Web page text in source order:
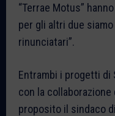
“Terrae Motus”
per gli altri due
rinunciatari”.
Entrambi i progetti di
con la collaborazione
proposito il sindaco